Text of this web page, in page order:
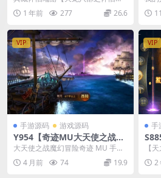
金庸武侠端游-最新整理单机一
键即玩镜像端-打包Linux服务
客户端-配套GM工具
道3新雕纹】2025年3月30日整理单
机一键即玩镜...
1 年前 277 26.6
用
兴趣
VIP
手游源码 游戏源码
Y954【奇迹MU大天使之战之
勇者大陆修复版】魔幻冒险手
游2026最新整理单机一键即玩
镜像端+Ubuntu手工服务端+
大天使之战魔幻冒险奇迹 MU 手游
单机修复版 Ubuntu 手工服务端 CD
K ...4 月前 74 19.9
VIP
手
跨
扮
镜
【
版
扮演
2